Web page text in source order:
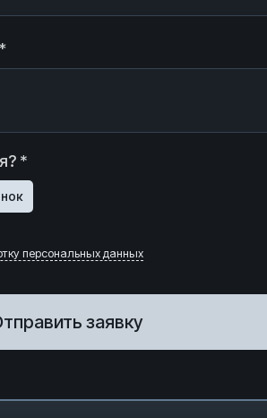
*
персональных данных
заявку